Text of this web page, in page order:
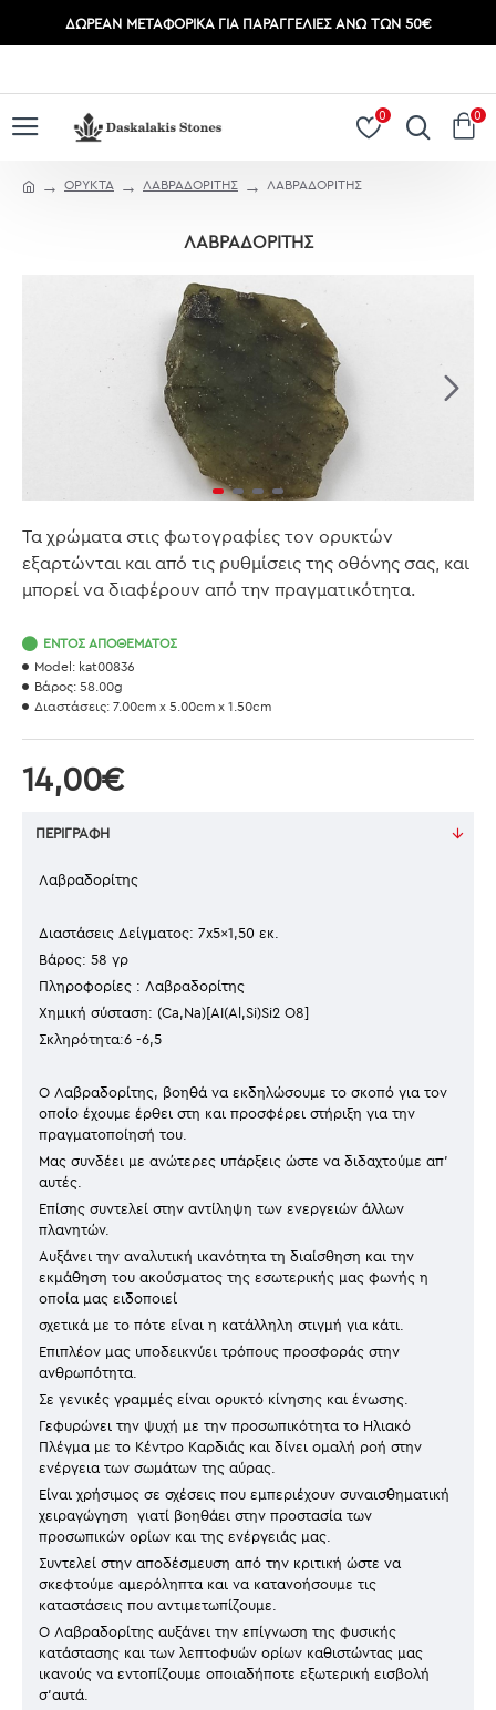
ΔΩΡΕΆΝ ΜΕΤΑΦΟΡΙΚΆ ΓΙΑ ΠΑΡΑΓΓΕΛΊΕΣ ΆΝΩ ΤΩΝ 50€
0 0
ΟΡΥΚΤΑ ΛΑΒΡΑΔΟΡΙΤΗΣ ΛΑΒΡΑΔΟΡΙΤΗΣ
ΛΑΒΡΑΔΟΡΙΤΗΣ
Τα χρώματα στις φωτογραφίες τον ορυκτών
εξαρτώνται και από τις ρυθμίσεις της οθόνης σας, και
μπορεί να διαφέρουν από την πραγματικότητα.
14,00€
ΕΝΤΌΣ ΑΠΟΘΈΜΑΤΟΣ
Model: kat00836
Βάρος: 58.00g
Διαστάσεις: 7.00cm x 5.00cm x 1.50cm
ΠΕΡΙΓΡΑΦΉ
Λαβραδορίτης
Διαστάσεις Δείγματος: 7x5x1,50 εκ.
Βάρος: 58 γρ
Πληροφορίες : Λαβραδορίτης
Χημική σύσταση: (Ca,Na)[AI(Al,Si)Si2 O8]
Σκληρότητα:6 -6,5
Ο Λαβραδορίτης, βοηθά να εκδηλώσουμε το σκοπό για τον
οποίο έχουμε έρθει στη και προσφέρει στήριξη για την
πραγματοποίησή του.
Μας συνδέει με ανώτερες υπάρξεις ώστε να διδαχτούμε απ’
αυτές.
Επίσης συντελεί στην αντίληψη των ενεργειών άλλων
πλανητών.
Αυξάνει την αναλυτική ικανότητα τη διαίσθηση και την
εκμάθηση του ακούσματος της εσωτερικής μας φωνής η
οποία μας ειδοποιεί
σχετικά με το πότε είναι η κατάλληλη στιγμή για κάτι.
Επιπλέον μας υποδεικνύει τρόπους προσφοράς στην
ανθρωπότητα.
Σε γενικές γραμμές είναι ορυκτό κίνησης και ένωσης.
Γεφυρώνει την ψυχή με την προσωπικότητα το Ηλιακό
Πλέγμα με το Κέντρο Καρδιάς και δίνει ομαλή ροή στην
ενέργεια των σωμάτων της αύρας.
Είναι χρήσιμος σε σχέσεις που εμπεριέχουν συναισθηματική
χειραγώγηση γιατί βοηθάει στην προστασία των
προσωπικών ορίων και της ενέργειάς μας.
Συντελεί στην αποδέσμευση από την κριτική ώστε να
σκεφτούμε αμερόληπτα και να κατανοήσουμε τις
καταστάσεις που αντιμετωπίζουμε.
Ο Λαβραδορίτης αυξάνει την επίγνωση της φυσικής
κατάστασης και των λεπτοφυών ορίων καθιστώντας μας
ικανούς να εντοπίζουμε οποιαδήποτε εξωτερική εισβολή
σ'αυτά.